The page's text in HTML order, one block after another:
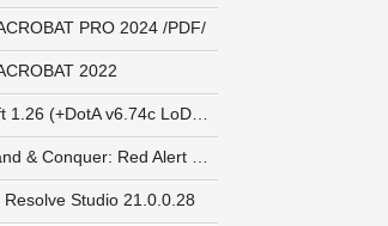
PRO 2024 /PDF/
2022
Resolve Studio 21.0.0.28